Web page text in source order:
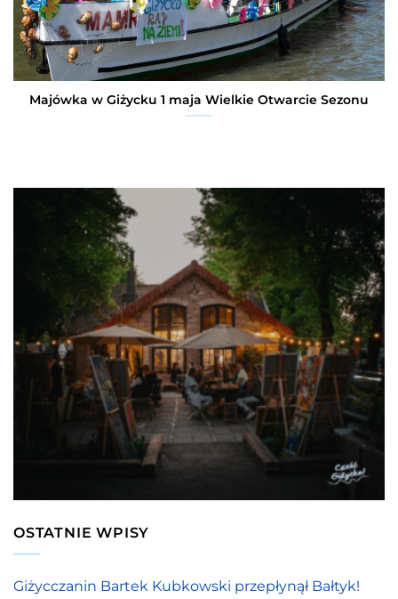
Majówka w Giżycku 1 maja Wielkie Otwarcie Sezonu
OSTATNIE WPISY
Giżycczanin Bartek Kubkowski przepłynął Bałtyk!